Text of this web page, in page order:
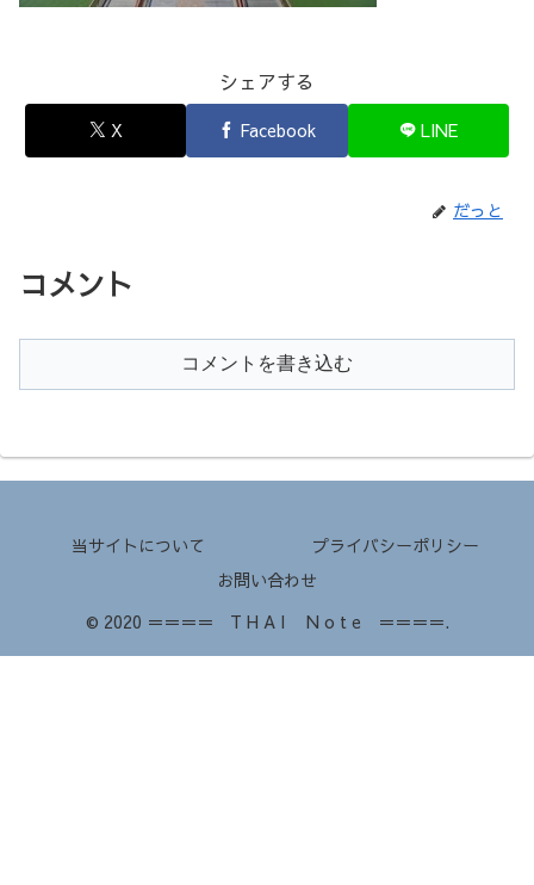
シェアする
X Facebook LINE
だっと
コメント
コメントを書き込む
当サイトについて
プライバシーポリシー
お問い合わせ
© 2020 ＝＝＝＝ T H A I N o t e ＝＝＝＝.